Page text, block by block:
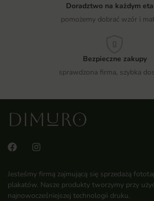
Doradztwo na każdym
pomożemy dobrać wzór i
Bezpieczne zakupy
sprawdzona firma, szybka
Jesteśmy firmą zajmującą się sprzedażą
plakatów. Nasze produkty tworzymy przy
najnowocześniejszej technologii druku.